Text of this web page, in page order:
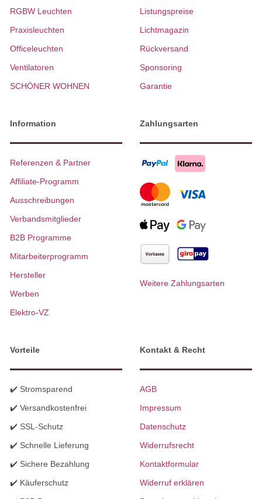
RGBW Leuchten
Praxisleuchten
Officeleuchten
Ventilatoren
SCHÖNER WOHNEN
Listungspreise
Lichtmagazin
Rückversand
Sponsoring
Garantie
Information
Referenzen & Partner
Affiliate-Programm
Ausschreibungen
Verbandsmitglieder
B2B Programme
Mitarbeiterprogramm
Hersteller
Werben
Elektro-VZ
Zahlungsarten
Weitere Zahlungsarten
Vorteile
✔️ Stromsparend
✔️ Versandkostenfrei
✔️ SSL-Schutz
✔️ Schnelle Lieferung
✔️ Sichere Bezahlung
✔️ Käuferschutz
Kontakt & Recht
AGB
Impressum
Datenschutz
Widerrufsrecht
Kontaktformular
Widerruf erklären